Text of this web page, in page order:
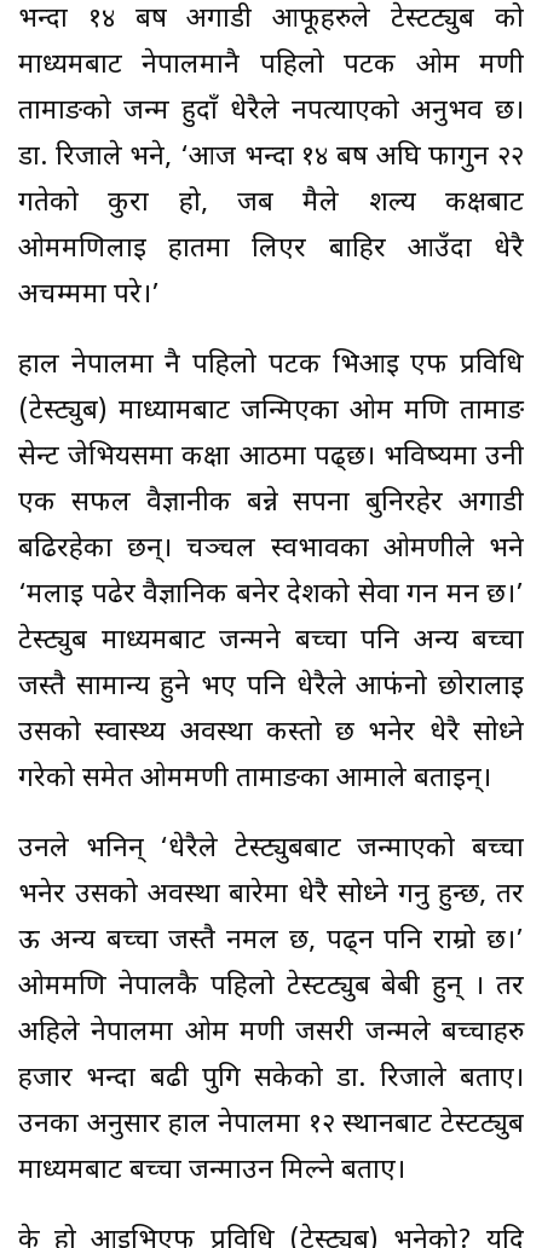
भन्दा १४ बर्ष अगाडी आफूहरुले टेस्टट्युब को
माध्यमबाट नेपालमानै पहिलो पटक ओम मणी
तामाङको जन्म हुदाँ धेरैले नपत्याएको अनुभव छ।
डा. रिजाले भने, ‘आज भन्दा १४ बर्ष अघि फागुन २२
गतेको कुरा हो, जब मैले शल्य कक्षबाट
ओममणिलाई हातमा लिएर बाहिर आउँदा धेरै
अचम्ममा परे।’
हाल नेपालमा नै पहिलो पटक भिआइ एफ प्रविधि
(टेस्ट्युब) माध्यामबाट जन्मिएका ओम मणि तामाङ
सेन्ट जेभियर्समा कक्षा आठमा पढ्छ। भविष्यमा उनी
एक सफल वैज्ञानीक बन्ने सपना बुनिरहेर अगाडी
बढिरहेका छन्। चञ्चल स्वभावका ओमणीले भने
‘मलाई पढेर वैज्ञानिक बनेर देशको सेवा गर्न मन छ।’
टेस्ट्युब माध्यमबाट जन्मने बच्चा पनि अन्य बच्चा
जस्तै सामान्य हुने भए पनि धेरैले आफंनो छोरालाई
उसको स्वास्थ्य अवस्था कस्तो छ भनेर धेरै सोध्ने
गरेको समेत ओममणी तामाङका आमाले बताइन्।
उनले भनिन् ‘धेरैले टेस्ट्युबबाट जन्माएको बच्चा
भनेर उसको अवस्था बारेमा धेरै सोध्ने गर्नु हुन्छ, तर
ऊ अन्य बच्चा जस्तै नर्मल छ, पढ्न पनि राम्रो छ।’
ओममणि नेपालकै पहिलो टेस्टट्युब बेबी हुन् । तर
अहिले नेपालमा ओम मणी जसरी जन्मले बच्चाहरु
हजार भन्दा बढी पुगि सकेको डा. रिजाले बताए।
उनका अनुसार हाल नेपालमा १२ स्थानबाट टेस्टट्युब
माध्यमबाट बच्चा जन्माउन मिल्ने बताए।
के हो आइभिएफ प्रविधि (टेस्ट्युब) भनेको? यदि